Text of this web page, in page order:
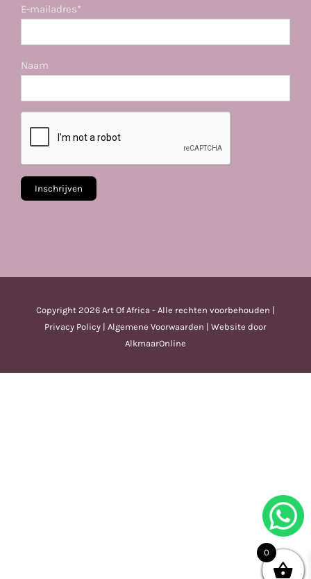
E-mailadres*
Naam
Copyright 2026 Art Of Africa - Alle rechten voorbehouden |
Privacy Policy | Algemene Voorwaarden | Website door
AlkmaarOnline
0